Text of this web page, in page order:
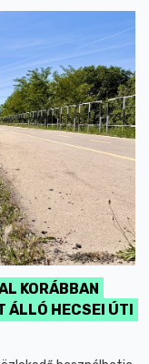
KORÁBBAN
ÁLLÓ HECSEI ÚTI